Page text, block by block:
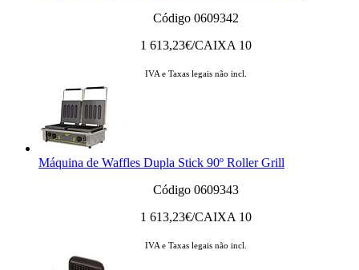
Código 0609342
1 613,23€/CAIXA 10
IVA e Taxas legais não incl.
Máquina de Waffles Dupla Stick 90º Roller Grill
Código 0609343
1 613,23€/CAIXA 10
IVA e Taxas legais não incl.